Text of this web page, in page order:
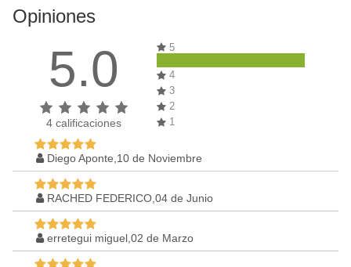
Opiniones
5.0
4 calificaciones
5
4
3
2
1
Diego Aponte,10 de Noviembre
RACHED FEDERICO,04 de Junio
erretegui miguel,02 de Marzo